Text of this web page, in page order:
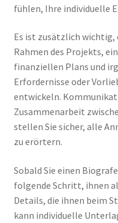
fühlen, Ihre individuelle
Es ist zusätzlich wichtig,
Rahmen des Projekts,
finanziellen Plans und
Erfordernisse oder
entwickeln.
Zusammenarbeit
stellen Sie sicher, alle
zu erörtern.
Sobald Sie einen
folgende Schritt, ihnen
Details, die ihnen beim
kann individuelle